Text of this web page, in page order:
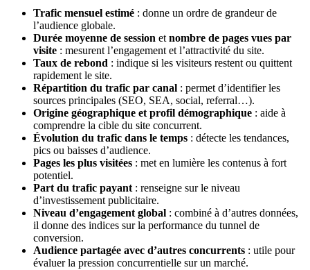
Trafic mensuel estimé : donne un ordre de grandeur de
l’audience globale.
Durée moyenne de session etnombre de pages vues par
visite : mesurent l’engagement et l’attractivité du site.
Taux de rebond : indique si les visiteurs restent ou quittent
rapidement le site.
Répartition du trafic par canal : permet d’identifier les
sources principales (SEO, SEA, social, referral…).
Origine géographique et profil démographique : aide à
comprendre la cible du site concurrent.
Évolution du trafic dans le temps : détecte les tendances,
pics ou baisses d’audience.
Pages les plus visitées : met en lumière les contenus à fort
potentiel.
Part du trafic payant: renseigne sur le niveau
d’investissement publicitaire.
Niveau d’engagement global : combiné à d’autres données,
il donne des indices sur la performance du tunnel de
conversion.
Audience partagée avec d’autres concurrents : utile pour
évaluer la pression concurrentielle sur un marché.